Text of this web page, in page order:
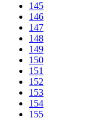
145
146
147
148
149
150
151
152
153
154
155